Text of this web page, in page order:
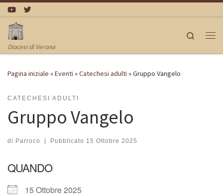
Passa al contenuto
Diocesi di Verona
Search
Pagina iniziale »Eventi »Catechesi adulti »Gruppo Vangelo
CATECHESI ADULTI
Gruppo Vangelo
di Parroco | Pubblicato 15 Ottobre 2025
QUANDO
15 Ottobre 2025